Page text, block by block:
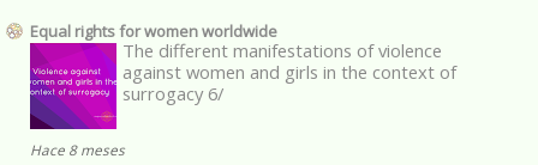
Equal rights for women worldwide
The different manifestations of violence
against women and girls in the context of
surrogacy 6/
Hace 8 meses